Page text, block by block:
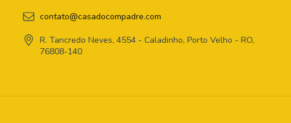
contato@casadocompadre.com
R. Tancredo Neves, 4554 - Caladinho, Porto Velho - RO,
76808-140